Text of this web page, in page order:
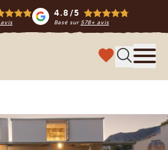
avis
4.8/5
Basé sur 578+ avis